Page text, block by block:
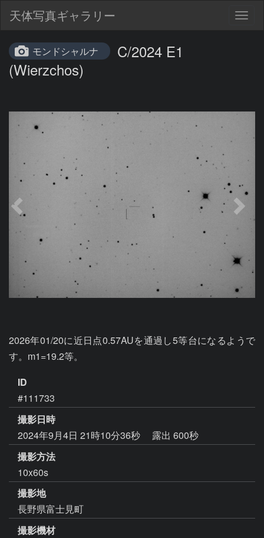
天体写真ギャラリー
モンドシャルナ
C/2024 E1
(Wierzchos)
2026年01/20に近日点0.57AUを通過し5等台になるようで
す。m1=19.2等。
ID
#111733
撮影日時
2024年9月4日 21時10分36秒
露出 600秒
撮影方法
10x60s
撮影地
長野県富士見町
撮影機材